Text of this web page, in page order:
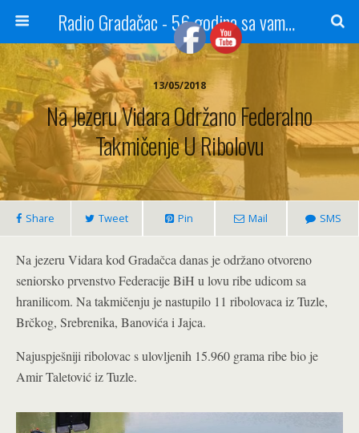
Radio Gradačac - 56 godina sa vama...
13/05/2018
Na Jezeru Vidara Održano Federalno
Takmičenje U Ribolovu
Share Tweet Pin Mail SMS
Na jezeru Vidara kod Gradačca danas je održano otvoreno
seniorsko prvenstvo Federacije BiH u lovu ribe udicom sa
hranilicom. Na takmičenju je nastupilo 11 ribolovaca iz Tuzle,
Brčkog, Srebrenika, Banovića i Jajca.
Najuspješniji ribolovac s ulovljenih 15.960 grama ribe bio je
Amir Taletović iz Tuzle.